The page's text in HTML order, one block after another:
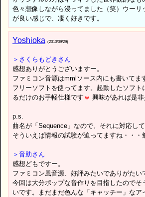
色々想像しながら浸ってました（笑）ウーリ
が良い感じで、凄く好きです。
Yoshioka (2010/09/29)
＞さくらもどきさん
感想ありがとうございますー。
ファミコン音源はmmlソース内にも書いてま
フリーソフトを使ってます。起動したソフト
るだけのお手軽仕様です ｗ 興味があれば是
p.s.
曲名が「Sequence」なので、それに対応し
そういえば情報の試験が迫ってますね・・・
＞音助さん
感想どもですー。
ファミコン風音源、好評みたいでありがたい
今回は大分ポップな音作りを目指したのでそ
いです。まだまだ色んな「キャッチー」なア